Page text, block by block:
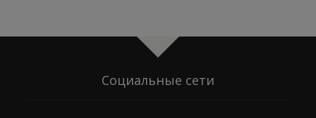
Социальные сети